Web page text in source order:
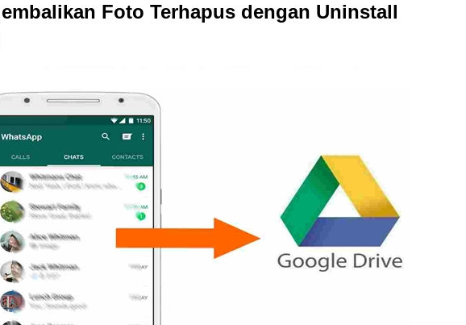
Foto Terhapus dengan Uninstall